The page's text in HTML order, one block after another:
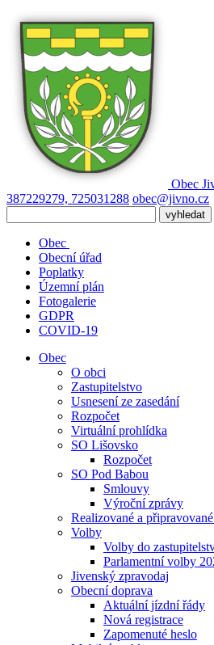
Obec
387229279, 725031288 obec@jivno.cz
Obec
Obecní úřad
Poplatky
Územní plán
Fotogalerie
GDPR
COVID-19
Obec
O obci
Zastupitelstvo
Usnesení ze zasedání
Rozpočet
Virtuální prohlídka
SO Lišovsko
Rozpočet
SO Pod Babou
Smlouvy
Výroční zprávy
Realizované a
Volby
Volby do
Parlamentní volby
Jivenský zpravodaj
Obecní doprava
Aktuální jízdní řády
Nová registrace
Zapomenuté heslo